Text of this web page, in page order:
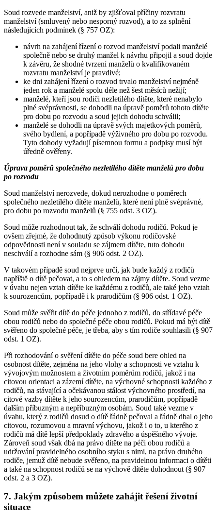
Soud rozvede manželství, aniž by zjišťoval příčiny rozvratu
manželství (smluvený nebo nesporný rozvod), a to za splnění
následujících podmínek (§ 757 OZ):
návrh na zahájení řízení o rozvod manželství podali manželé
společně nebo se druhý manžel k návrhu připojil a soud dojde
k závěru, že shodné tvrzení manželů o kvalifikovaném
rozvratu manželství je pravdivé;
ke dni zahájení řízení o rozvod trvalo manželství nejméně
jeden rok a manželé spolu déle než šest měsíců nežijí;
manželé, kteří jsou rodiči nezletilého dítěte, které nenabylo
plné svéprávnosti, se dohodli na úpravě poměrů tohoto dítěte
pro dobu po rozvodu a soud jejich dohodu schválil;
manželé se dohodli na úpravě svých majetkových poměrů,
svého bydlení, a popřípadě výživného pro dobu po rozvodu.
Tyto dohody vyžadují písemnou formu a podpisy musí být
úředně ověřeny.
Úprava poměrů společného nezletilého dítěte manželů pro dobu
po rozvodu
Soud manželství nerozvede, dokud nerozhodne o poměrech
společného nezletilého dítěte manželů, které není plně svéprávné,
pro dobu po rozvodu manželů (§ 755 odst. 3 OZ).
Soud může rozhodnout tak, že schválí dohodu rodičů. Pokud je
ovšem zřejmé, že dohodnutý způsob výkonu rodičovské
odpovědnosti není v souladu se zájmem dítěte, tuto dohodu
neschválí a rozhodne sám (§ 906 odst. 2 OZ).
V takovém případě soud nejprve určí, jak bude každý z rodičů
napříště o dítě pečovat, a to s ohledem na zájmy dítěte. Soud vezme
v úvahu nejen vztah dítěte ke každému z rodičů, ale také jeho vztah
k sourozencům, popřípadě i k prarodičům (§ 906 odst. 1 OZ).
Soud může svěřit dítě do péče jednoho z rodičů, do střídavé péče
obou rodičů nebo do společné péče obou rodičů. Pokud má být dítě
svěřeno do společné péče, je třeba, aby s tím rodiče souhlasili (§ 907
odst. 1 OZ).
Při rozhodování o svěření dítěte do péče soud bere ohled na
osobnost dítěte, zejména na jeho vlohy a schopnosti ve vztahu k
vývojovým možnostem a životním poměrům rodičů, jakož i na
citovou orientaci a zázemí dítěte, na výchovné schopnosti každého z
rodičů, na stávající a očekávanou stálost výchovného prostředí, na
citové vazby dítěte k jeho sourozencům, prarodičům, popřípadě
dalším příbuzným a nepříbuzným osobám. Soud také vezme v
úvahu, který z rodičů dosud o dítě řádně pečoval a řádně dbal o jeho
citovou, rozumovou a mravní výchovu, jakož i o to, u kterého z
rodičů má dítě lepší předpoklady zdravého a úspěšného vývoje.
Zároveň soud však dbá na právo dítěte na péči obou rodičů a
udržování pravidelného osobního styku s nimi, na právo druhého
rodiče, jemuž dítě nebude svěřeno, na pravidelnou informaci o dítěti
a také na schopnost rodičů se na výchově dítěte dohodnout (§ 907
odst. 2 a 3 OZ).
7. Jakým způsobem můžete zahájit řešení životní
situace